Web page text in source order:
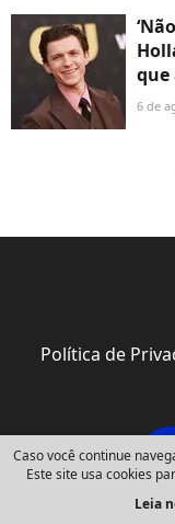
que
6 de
Política de
Caso você continue
Este site usa cookies
Leia